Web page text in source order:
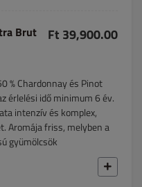
Brut
Ft 39,900.00
% Chardonnay és Pinot
érlelési idő minimum 6 év.
intenzív és komplex,
Aromája friss, melyben a
gyümölcsök